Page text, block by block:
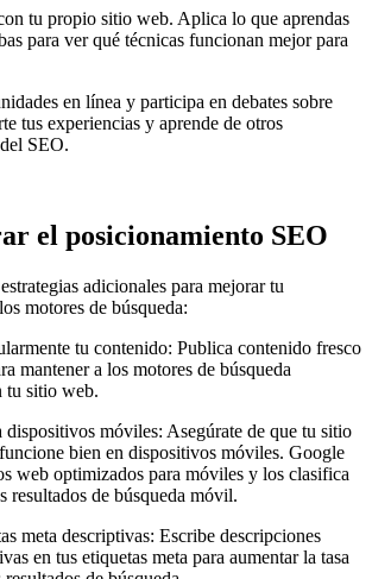
tu propio sitio web. Aplica lo que aprendas
para ver qué técnicas funcionan mejor para
en línea y participa en debates sobre
tus experiencias y aprende de otros
SEO.
el posicionamiento SEO
adicionales para mejorar tu
motores de búsqueda:
tu contenido: Publica contenido fresco
mantener a los motores de búsqueda
tu sitio web.
dispositivos móviles: Asegúrate de que tu sitio
bien en dispositivos móviles. Google
web optimizados para móviles y los clasifica
resultados de búsqueda móvil.
meta descriptivas: Escribe descripciones
en tus etiquetas meta para aumentar la tasa